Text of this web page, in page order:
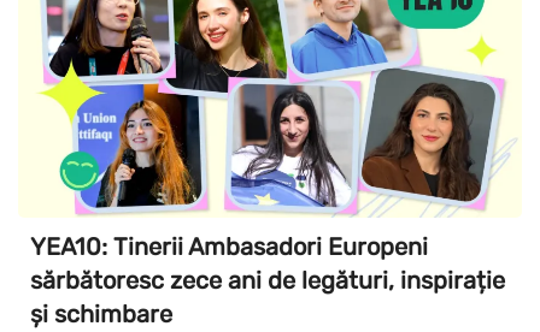
YEA10: Tinerii Ambasadori Europeni
sărbătoresc zece ani de legături, inspirație
și schimbare